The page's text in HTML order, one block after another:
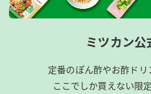
ミツカン公
定番のぽん酢やお酢ドリ
ここでしか買えない限